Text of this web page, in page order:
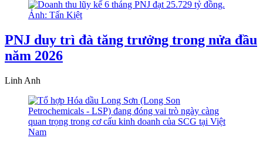
PNJ duy trì đà tăng trưởng trong nửa đầu
năm 2026
Linh Anh